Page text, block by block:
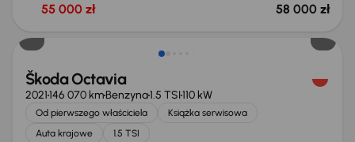
55 000 zł 58 000 zł
Taniej o 1 000 zł
Škoda Octavia
2021146 070 kmBenzyna1.5 TSI110 kW
Od pierwszego właściciela
Książka serwisowa
Auta krajowe
1.5 TSI